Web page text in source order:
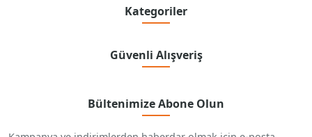
Kategoriler
Güvenli Alışveriş
Bültenimize Abone Olun